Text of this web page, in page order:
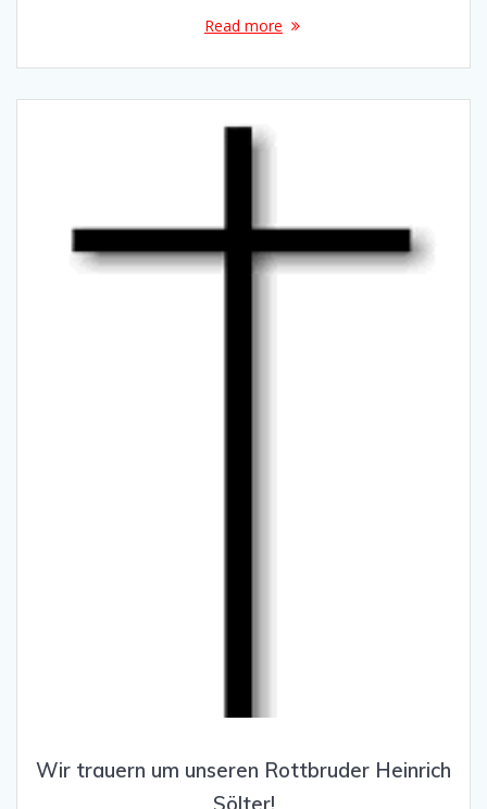
Read more
Wir trauern um unseren Rottbruder Heinrich
Sölter!